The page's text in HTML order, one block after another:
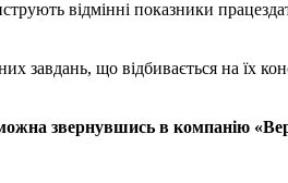
відмінні показники
завдань, що відбивається на їх
звернувшись в компанію